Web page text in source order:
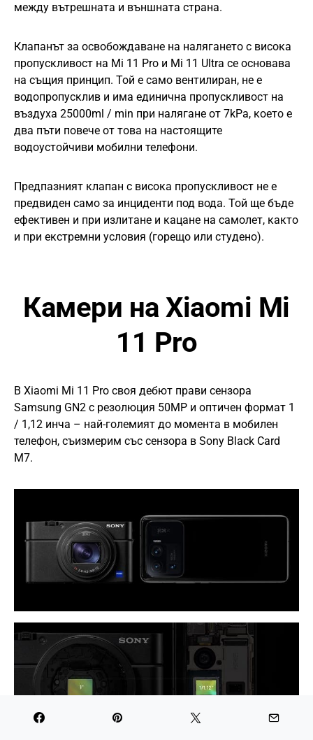
между вътрешната и външната страна.
Клапанът за освобождаване на налягането с висока
пропускливост на Mi 11 Pro и Mi 11 Ultra се основава
на същия принцип. Той е само вентилиран, не е
водопропусклив и има единична пропускливост на
въздуха 25000ml / min при налягане от 7kPa, което е
два пъти повече от това на настоящите
водоустойчиви мобилни телефони.
Предпазният клапан с висока пропускливост не е
предвиден само за инциденти под вода. Той ще бъде
ефективен и при излитане и кацане на самолет, както
и при екстремни условия (горещо или студено).
Камери на Xiaomi Mi
11 Pro
В Xiaomi Mi 11 Pro своя дебют прави сензора
Samsung GN2 с резолюция 50MP и оптичен формат 1
/ 1,12 инча – най-големият до момента в мобилен
телефон, съизмерим със сензора в Sony Black Card
M7.